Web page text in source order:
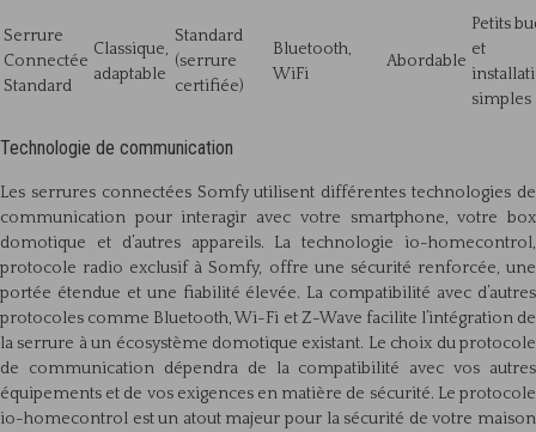
Serrure
Connectée
Standard
Classique,
adaptable
Standard
(serrure
certifiée)
Bluetooth,
WiFi
Abordable
Petits
et
simples
Technologie de communication
Les serrures connectées Somfy utilisent différentes technologies de
communication pour interagir avec votre smartphone, votre box
domotique et d’autres appareils. La technologie io-homecontrol,
protocole radio exclusif à Somfy, offre une sécurité renforcée, une
portée étendue et une fiabilité élevée. La compatibilité avec d’autres
protocoles comme Bluetooth, Wi-Fi et Z-Wave facilite l’intégration de
la serrure à un écosystème domotique existant. Le choix du protocole
de communication dépendra de la compatibilité avec vos autres
équipements et de vos exigences en matière de sécurité. Le protocole
io-homecontrol est un atout majeur pour la sécurité de votre maison